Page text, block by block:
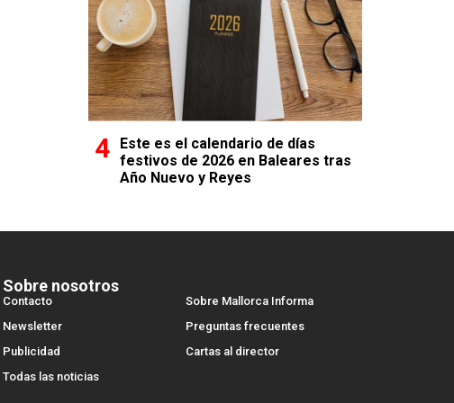
Este es el calendario de días
festivos de 2026 en Baleares tras
Año Nuevo y Reyes
Sobre nosotros
Contacto
Sobre Mallorca Informa
Newsletter
Preguntas frecuentes
Publicidad
Cartas al director
Todas las noticias